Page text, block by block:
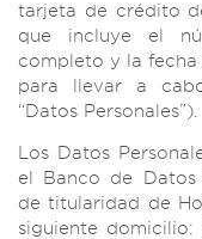
tarjeta de crédito
que incluye el
completo y la
para llevar a
“Datos Personales”).
Los Datos
el Banco de Datos
de titularidad de
siguiente domicilio: